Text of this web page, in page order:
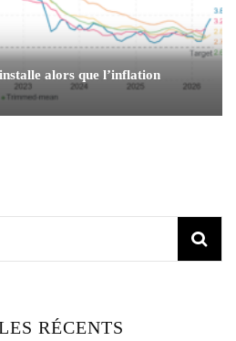
alors que l’inflation
RÉCENTS